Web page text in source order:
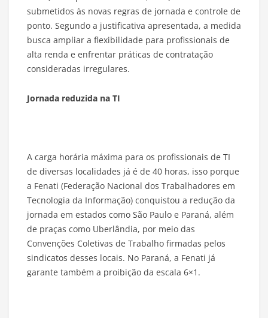
submetidos às novas regras de jornada e controle de
ponto. Segundo a justificativa apresentada, a medida
busca ampliar a flexibilidade para profissionais de
alta renda e enfrentar práticas de contratação
consideradas irregulares.
Jornada reduzida na TI
A carga horária máxima para os profissionais de TI
de diversas localidades já é de 40 horas, isso porque
a Fenati (Federação Nacional dos Trabalhadores em
Tecnologia da Informação) conquistou a redução da
jornada em estados como São Paulo e Paraná, além
de praças como Uberlândia, por meio das
Convenções Coletivas de Trabalho firmadas pelos
sindicatos desses locais. No Paraná, a Fenati já
garante também a proibição da escala 6×1.